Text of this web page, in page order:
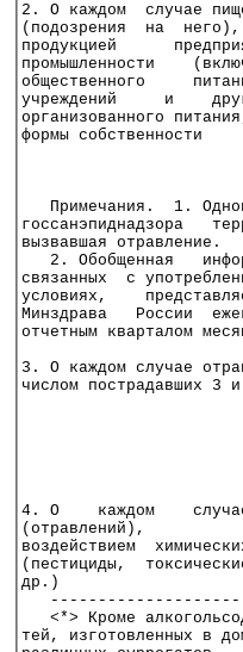
│2. О каждом  случае
│(подозрения  на
│продукцией
│промышленности
│общественного
│учреждений     и
│организованного
│формы
│
│
│   Примечания.  1.
│госсанэпиднадзора
│вызвавшая
│   2. Обобщенная
│связанных  с
│условиях,
│Минздрава   России
│отчетным
│3. О каждом случае
│числом пострадавших
│
│
│
│
│
│4. О    каждом
│(отравлений),
│воздействием
│(пестициды,
│др.)
│
│   <*> Кроме
│тей,